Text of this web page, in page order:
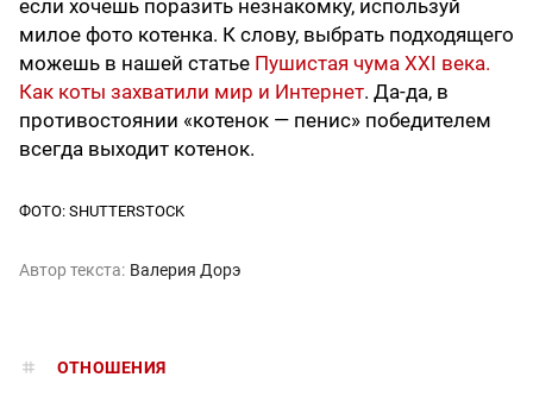
если хочешь поразить незнакомку, используй
милое фото котенка. К слову, выбрать подходящего
можешь в нашей статье Пушистая чума XXI века.
Как коты захватили мир и Интернет. Да-да, в
противостоянии «котенок — пенис» победителем
всегда выходит котенок.
ФОТО: SHUTTERSTOCK
Автор текста: Валерия Дорэ
ОТНОШЕНИЯ